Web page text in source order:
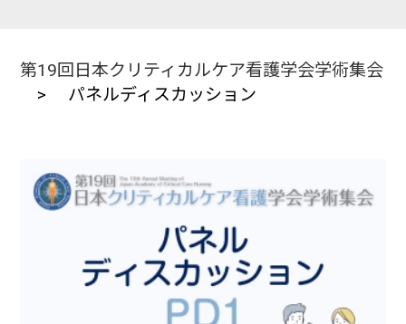
第19回日本クリティカルケア看護学会学術集会
> パネルディスカッション